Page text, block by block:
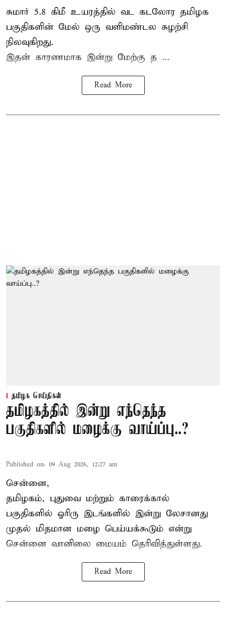
சுமார் 5.8 கிமீ உயரத்தில் வட கடலோர தமிழக
பகுதிகளின் மேல் ஒரு வளிமண்டல சுழற்சி
நிலவுகிறது.
இதன் காரணமாக இன்று மேற்கு த ...
Read More
தமிழக செய்திகள்
தமிழகத்தில் இன்று எந்தெந்த
பகுதிகளில் மழைக்கு வாய்ப்பு..?
Published on: 09 Aug 2026, 12:27 am
சென்னை,
தமிழகம், புதுவை மற்றும் காரைக்கால்
பகுதிகளில் ஓரிரு இடங்களில் இன்று லேசானது
முதல் மிதமான மழை பெய்யக்கூடும் என்று
சென்னை வானிலை மையம் தெரிவித்துள்ளது.
Read More